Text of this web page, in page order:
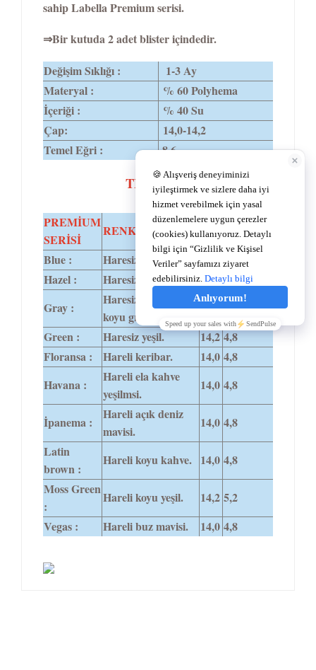
sahip Labella Premium serisi.
⇒Bir kutuda 2 adet blister içindedir.
Değişim Sıklığı :
1-3 Ay
Materyal :
% 60 Polyhema
İçeriği :
% 40 Su
Çap:
14,0-14,2
Temel Eğri :
8,6
TEKNİK ÖZELLİKLER
PREMİUM
SERİSİ
RENK TONLARI DİA
PUPİL
BOYUTU
Blue :
Haresiz mavi. 14,2 4,8
Hazel :
Haresiz bal kahve. 14,2 4,8
Gray :
Haresiz açık griden
koyu griye geçiş .
14,2 4,8
Green :
Haresiz yeşil. 14,2 4,8
Floransa :
Hareli keribar. 14,0 4,8
Havana :
Hareli ela kahve
yeşilmsi.
14,0 4,8
İpanema :
Hareli açık deniz
mavisi.
14,0 4,8
Latin
brown :
Hareli koyu kahve. 14,0 4,8
Moss Green
:
Hareli koyu yeşil. 14,2 5,2
Vegas :
Hareli buz mavisi. 14,0 4,8